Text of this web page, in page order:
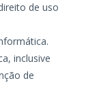
de uso
inclusive
de